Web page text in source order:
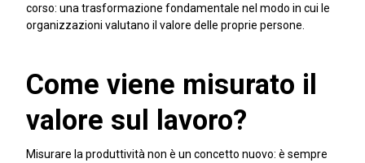
corso: una trasformazione fondamentale nel modo in cui le
organizzazioni valutano il valore delle proprie persone.
Come viene misurato il
valore sul lavoro?
Misurare la produttività non è un concetto nuovo: è sempre